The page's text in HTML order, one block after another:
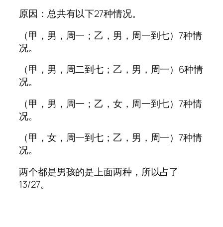
原因：总共有以下27种情况。
（甲，男，周一；乙，男，周一到七）7种情
况。
（甲，男，周二到七；乙，男，周一）6种情
况。
（甲，男，周一；乙，女，周一到七）7种情
况。
（甲，女，周一到七；乙，男，周一）7种情
况。
两个都是男孩的是上面两种，所以占了
13/27。